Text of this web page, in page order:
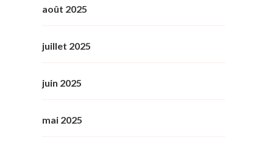
août 2025
juillet 2025
juin 2025
mai 2025